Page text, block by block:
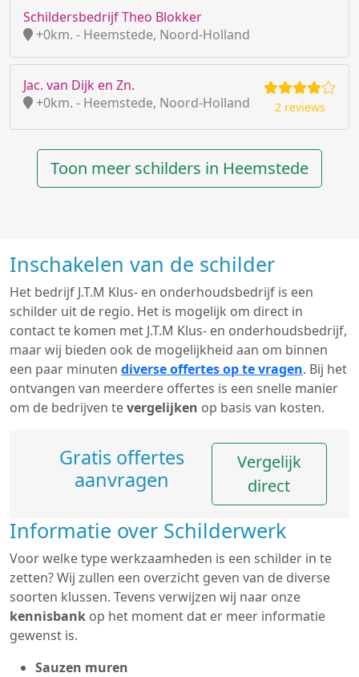
Schildersbedrijf Theo Blokker
+0km. - Heemstede, Noord-Holland
Jac. van Dijk en Zn.
+0km. - Heemstede, Noord-Holland
2 reviews
Toon meer schilders in Heemstede
Inschakelen van de schilder
Het bedrijf J.T.M Klus- en onderhoudsbedrijf is een
schilder uit de regio. Het is mogelijk om direct in
contact te komen met J.T.M Klus- en onderhoudsbedrijf,
maar wij bieden ook de mogelijkheid aan om binnen
een paar minuten diverse offertes op te vragen. Bij het
ontvangen van meerdere offertes is een snelle manier
om de bedrijven tevergelijken op basis van kosten.
Gratis offertes
aanvragen
Vergelijk
direct
Informatie over Schilderwerk
Voor welke type werkzaamheden is een schilder in te
zetten? Wij zullen een overzicht geven van de diverse
soorten klussen. Tevens verwijzen wij naar onze
kennisbank op het moment dat er meer informatie
gewenst is.
Sauzen muren